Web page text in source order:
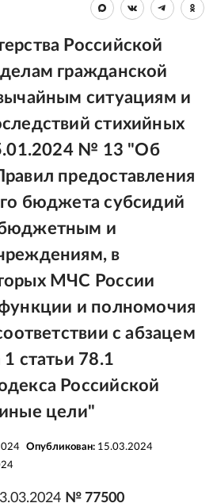
Российской
гражданской
ситуациям и
стихийных
№ 13 "Об
предоставления
бюджета субсидий
и
в
МЧС России
и полномочия
с абзацем
статьи 78.1
Российской
цели"
Опубликован: 15.03.2024
№ 77500